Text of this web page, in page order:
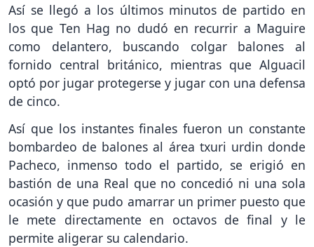
Así se llegó a los últimos minutos de partido en
los que Ten Hag no dudó en recurrir a Maguire
como delantero, buscando colgar balones al
fornido central británico, mientras que Alguacil
optó por jugar protegerse y jugar con una defensa
de cinco.
Así que los instantes finales fueron un constante
bombardeo de balones al área txuri urdin donde
Pacheco, inmenso todo el partido, se erigió en
bastión de una Real que no concedió ni una sola
ocasión y que pudo amarrar un primer puesto que
le mete directamente en octavos de final y le
permite aligerar su calendario.